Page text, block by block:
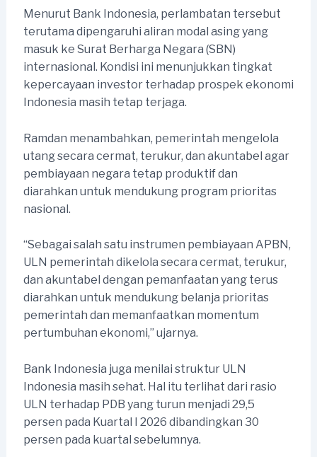
Menurut Bank Indonesia, perlambatan tersebut
terutama dipengaruhi aliran modal asing yang
masuk ke Surat Berharga Negara (SBN)
internasional. Kondisi ini menunjukkan tingkat
kepercayaan investor terhadap prospek ekonomi
Indonesia masih tetap terjaga.
Ramdan menambahkan, pemerintah mengelola
utang secara cermat, terukur, dan akuntabel agar
pembiayaan negara tetap produktif dan
diarahkan untuk mendukung program prioritas
nasional.
“Sebagai salah satu instrumen pembiayaan APBN,
ULN pemerintah dikelola secara cermat, terukur,
dan akuntabel dengan pemanfaatan yang terus
diarahkan untuk mendukung belanja prioritas
pemerintah dan memanfaatkan momentum
pertumbuhan ekonomi,” ujarnya.
Bank Indonesia juga menilai struktur ULN
Indonesia masih sehat. Hal itu terlihat dari rasio
ULN terhadap PDB yang turun menjadi 29,5
persen pada Kuartal I 2026 dibandingkan 30
persen pada kuartal sebelumnya.